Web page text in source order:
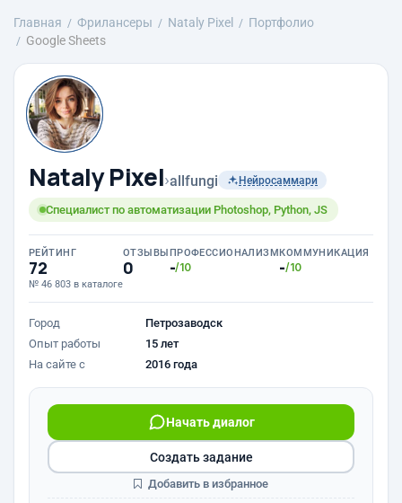
Главная Фрилансеры Nataly Pixel
Портфолио
Google Sheets
Nataly Pixel›allfungi Нейросаммари
Специалист по автоматизации Photoshop, Python, JS
РЕЙТИНГ
72
№ 46 803 в каталоге
ОТЗЫВЫ
0
ПРОФЕССИОНАЛИЗМ
-/10
КОММУНИКАЦИЯ
-/10
Город
Петрозаводск
Опыт работы
15 лет
На сайте с
2016 года
Начать диалог
Создать задание
Добавить в избранное